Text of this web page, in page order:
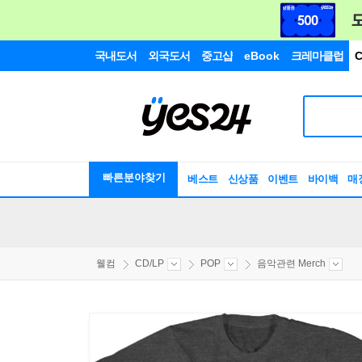
국내도서 외국도서 중고샵 eBook 크레마클럽
빠른분야찾기 베스트 신상품 이벤트 바이백 매
웰컴 CD/LP POP 음악관련 Merch